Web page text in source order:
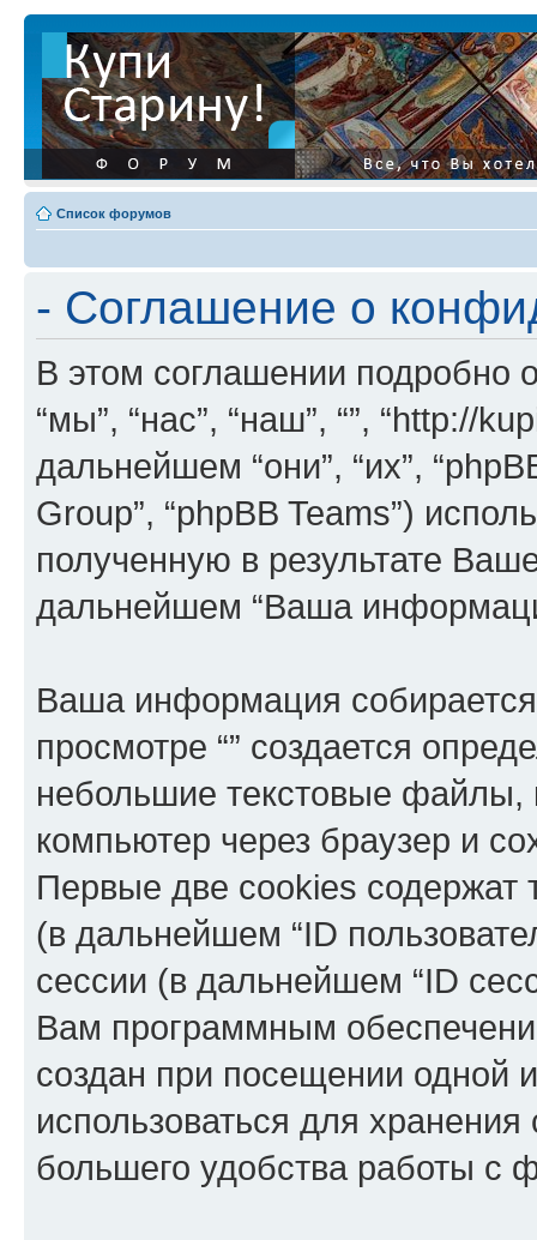
Список форумов
- Соглашение о
В этом соглашении подробно
“мы”, “нас”, “наш”, “”, “http://
дальнейшем “они”, “их”,
Group”, “phpBB Teams”)
полученную в результате
дальнейшем “Ваша
Ваша информация
просмотре “” создается
небольшие текстовые файлы,
компьютер через браузер и
Первые две cookies содержат
(в дальнейшем “ID
сессии (в дальнейшем “ID
Вам программным
создан при посещении одной
использоваться для
большего удобства работы с